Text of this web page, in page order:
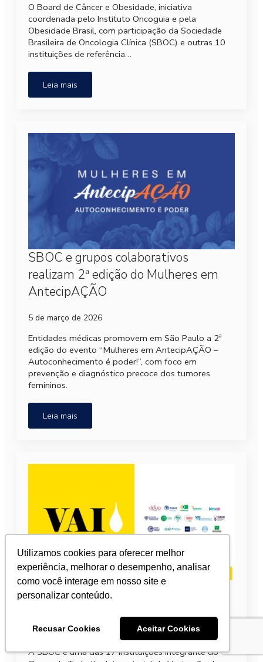
Utilizamos cookies para oferecer melhor
experiência, melhorar o desempenho, analisar
como você interage em nosso site e
personalizar conteúdo.
Recusar Cookies Aceitar Cookies
O Board de Câncer e Obesidade, iniciativa
coordenada pelo Instituto Oncoguia e pela
Obesidade Brasil, com participação da Sociedade
Brasileira de Oncologia Clínica (SBOC) e outras 10
instituições de referência…
Leia mais
SBOC e grupos colaborativos
realizam 2ª edição do Mulheres em
AntecipAÇÃO
5 de março de 2026
Entidades médicas promovem em São Paulo a 2ª
edição do evento “Mulheres em AntecipAÇÃO –
Autoconhecimento é poder!”, com foco em
prevenção e diagnóstico precoce dos tumores
femininos.
Leia mais
SBOC integra Grupo de Trabalho
2 de março de 2026
A SBOC é uma das 17 instituições integrante do